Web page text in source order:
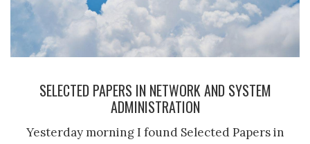
SELECTED PAPERS IN NETWORK AND SYSTEM
ADMINISTRATION
Yesterday morning I found Selected Papers in